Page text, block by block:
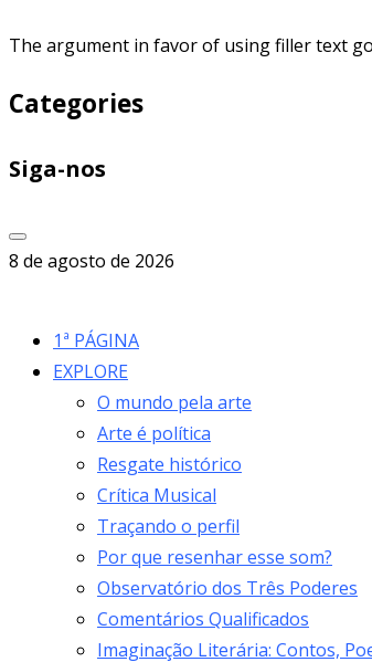
The argument in favor of using filler text
Categories
Siga-nos
8 de agosto de 2026
1ª PÁGINA
EXPLORE
O mundo pela arte
Arte é política
Resgate histórico
Crítica Musical
Traçando o perfil
Por que resenhar esse som?
Observatório dos Três Poderes
Comentários Qualificados
Imaginação Literária: Contos,